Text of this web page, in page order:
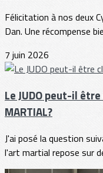
Félicitation à nos deux
Dan. Une récompense
7 juin 2026
Le JUDO peut-il
MARTIAL?
J'ai posé la question
l'art martial repose sur